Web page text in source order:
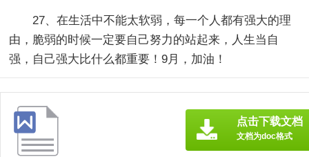
27、在生活中不能太软弱，每一个人都有强大的理
由，脆弱的时候一定要自己努力的站起来，人生当自
强，自己强大比什么都重要！9月，加油！
点击下载文档
文档为doc格式